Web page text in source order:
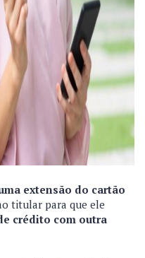
extensão do cartão
titular para que ele
crédito com outra